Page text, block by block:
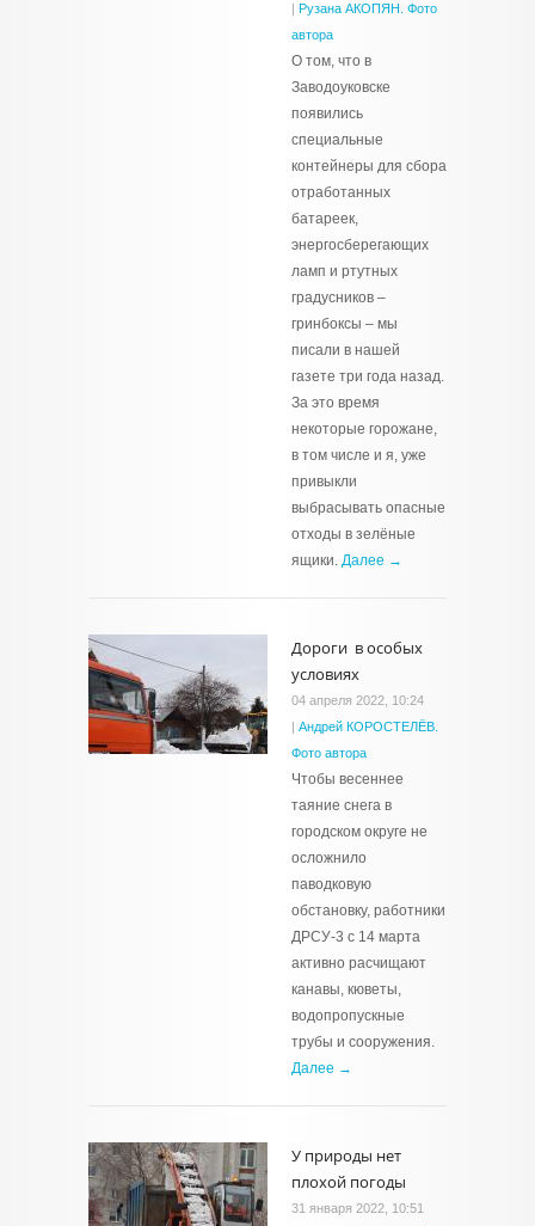
| Рузана АКОПЯН. Фото
автора
О том, что в
Заводоуковске
появились
специальные
контейнеры для сбора
отработанных
батареек,
энергосберегающих
ламп и ртутных
градусников –
гринбоксы – мы
писали в нашей
газете три года назад.
За это время
некоторые горожане,
в том числе и я, уже
привыкли
выбрасывать опасные
отходы в зелёные
ящики. Далее →
Дороги в особых
условиях
04 апреля 2022, 10:24
| Андрей КОРОСТЕЛЁВ.
Фото автора
Чтобы весеннее
таяние снега в
городском округе не
осложнило
паводковую
обстановку, работники
ДРСУ-3 с 14 марта
активно расчищают
канавы, кюветы,
водопропускные
трубы и сооружения.
Далее →
У природы нет
плохой погоды
31 января 2022, 10:51